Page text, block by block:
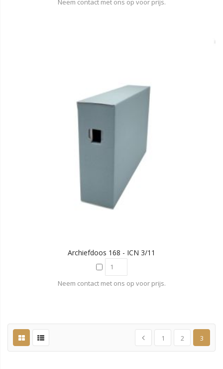
Archiefdoos 168 - ICN 3/11
Neem contact met ons op voor prijs.
1 2 3